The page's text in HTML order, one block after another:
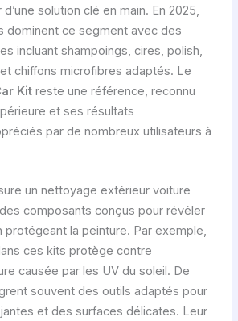
solution clé en main. En 2025,
dominent ce segment avec des
incluant shampoings, cires, polish,
chiffons microfibres adaptés. Le
Kitreste une référence, reconnu
et ses résultats
par de nombreux utilisateurs à
un nettoyage extérieur voiture
composants conçus pour révéler
protégeant la peinture. Par exemple,
ces kits protège contre
causée par les UV du soleil. De
souvent des outils adaptés pour
et des surfaces délicates. Leur